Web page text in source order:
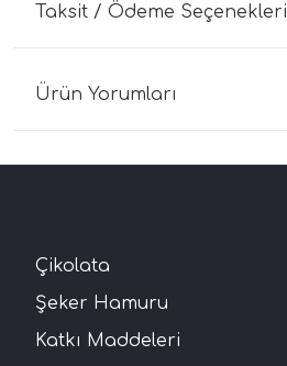
Taksit / Ödeme Seçenekleri
Ürün Yorumları
Çikolata
Şeker Hamuru
Katkı Maddeleri